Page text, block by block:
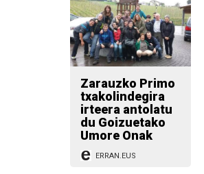
Zarauzko Primo
txakolindegira
irteera antolatu
du Goizuetako
Umore Onak
ERRAN.EUS